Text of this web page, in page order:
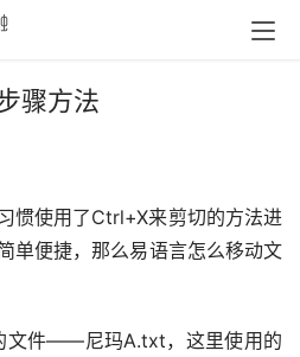
骤方法
惯使用了Ctrl+X来剪切的方法进
单便捷，那么易语言怎么移动文
文件——尼玛A.txt，这里使用的